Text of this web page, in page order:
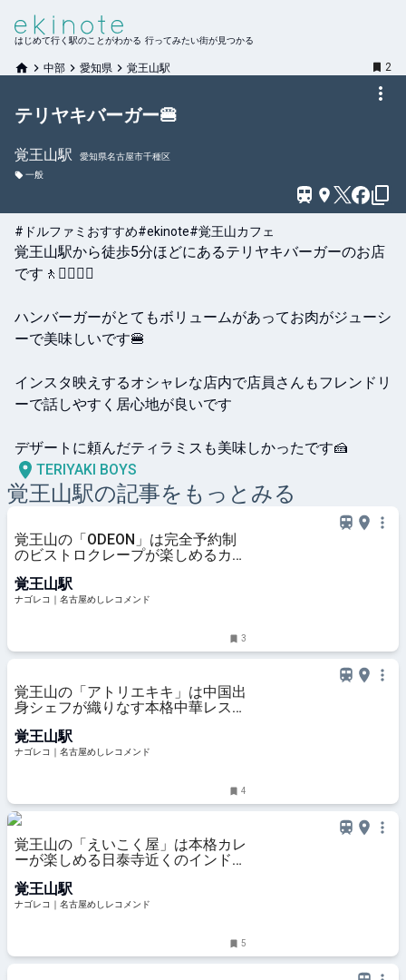
はじめて行く駅のことがわかる 行ってみたい街が見つかる
中部 愛知県 覚王山駅 2
テリヤキバーガー🍔
覚王山駅
愛知県名古屋市千種区
一般
#ドルファミおすすめ#ekinote#覚王山カフェ
覚王山駅から徒歩5分ほどにあるテリヤキバーガーのお店
です🚶🚶‍♀️🚶‍♂️
ハンバーガーがとてもボリュームがあってお肉がジューシ
ーで美味しいです🍔
インスタ映えするオシャレな店内で店員さんもフレンドリ
ーで話しやすく居心地が良いです
デザートに頼んだティラミスも美味しかったです🍰
TERIYAKI BOYS
覚王山駅の記事をもっとみる
覚王山の「ODEON」は完全予約制
のビストロクレープが楽しめるカフ
覚王山駅
ナゴレコ｜名古屋めしレコメンド
3
覚王山の「アトリエキキ」は中国出
身シェフが織りなす本格中華レスト
覚王山駅
ナゴレコ｜名古屋めしレコメンド
4
覚王山の「えいこく屋」は本格カレ
ーが楽しめる日泰寺近くのインド料
覚王山駅
ナゴレコ｜名古屋めしレコメンド
5